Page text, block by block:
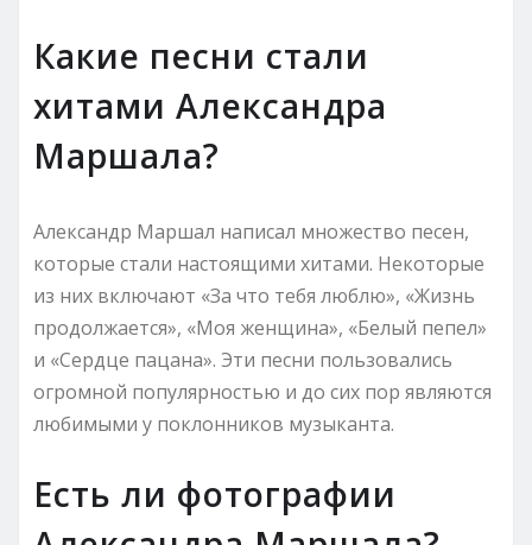
Какие песни стали
хитами Александра
Маршала?
Александр Маршал написал множество песен,
которые стали настоящими хитами. Некоторые
из них включают «За что тебя люблю», «Жизнь
продолжается», «Моя женщина», «Белый пепел»
и «Сердце пацана». Эти песни пользовались
огромной популярностью и до сих пор являются
любимыми у поклонников музыканта.
Есть ли фотографии